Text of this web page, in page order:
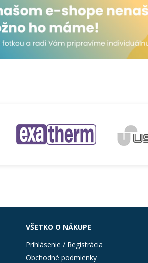
VŠETKO O NÁKUPE
Prihlásenie / Registrácia
Obchodné podmienky